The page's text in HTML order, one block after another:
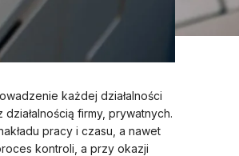
każdej działalności
firmy, prywatnych.
pracy i czasu, a nawet
kontroli, a przy okazji